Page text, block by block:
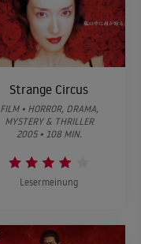
Strange Circus
FILM • HORROR, DRAMA,
MYSTERY & THRILLER
2005 • 108 MIN.
Lesermeinung